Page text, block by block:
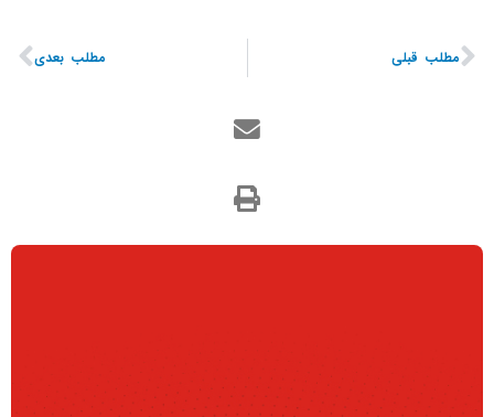
مطلب قبلی مطلب بعدی